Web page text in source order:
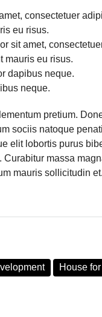
consectetuer
eu risus.
sit amet,
mauris eu risus.
dapibus neque.
neque.
pretium.
sociis natoque
elit lobortis purus
Curabitur massa
mauris sollicitudin et.
House